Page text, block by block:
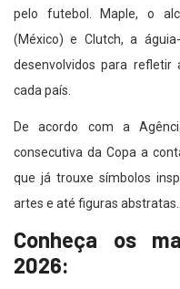
pelo futebol. Maple, o
(México) e Clutch, a
desenvolvidos para
cada país.
De acordo com a
consecutiva da Copa a
que já trouxe símbolos
artes e até figuras abstratas.
Conheça os
2026: